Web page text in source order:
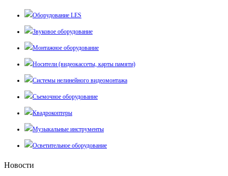
Оборудование LES
Звуковое оборудование
Монтажное оборудование
Носители (видеокассеты, карты памяти)
Системы нелинейного видеомонтажа
Съемочное оборудование
Квадрокоптеры
Музыкальные инструменты
Осветительное оборудование
Новости